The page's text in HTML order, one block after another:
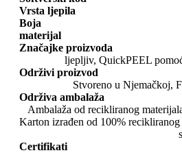
Vrsta ljepila
Boja
materijal
Značajke proizvoda
ljepljiv, QuickPEEL
Održivi proizvod
Stvoreno u Njemačkoj,
Održiva ambalaža
Ambalaža od recikliranog
Karton izrađen od 100%
Certifikati